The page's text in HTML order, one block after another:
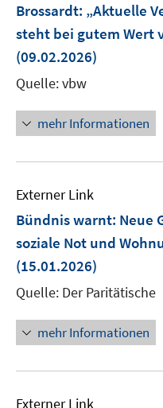
Brossardt: „Aktuelle
steht bei gutem Wert
(09.02.2026)
Quelle: vbw
mehr Informationen
Externer Link
Bündnis warnt: Neue
soziale Not und
(15.01.2026)
Quelle: Der Paritätische
mehr Informationen
Externer Link